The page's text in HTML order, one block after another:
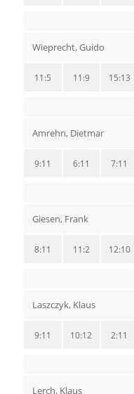
Wieprecht, Guido
15:13
11:9
11:5
Amrehn, Dietmar
7:11
6:11
9:11
Giesen, Frank
12:10
11:2
8:11
Laszczyk, Klaus
2:11
10:12
9:11
Lerch, Klaus